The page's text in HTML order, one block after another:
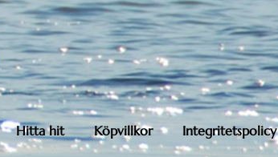
Hitta hit Köpvillkor Integritetspolicy